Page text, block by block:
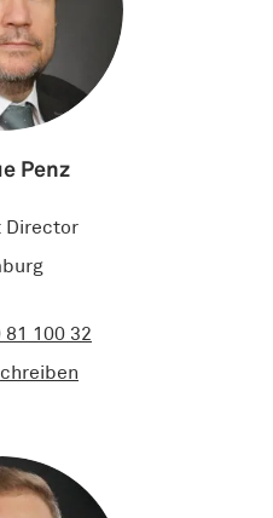
Penz​
Director
100 32